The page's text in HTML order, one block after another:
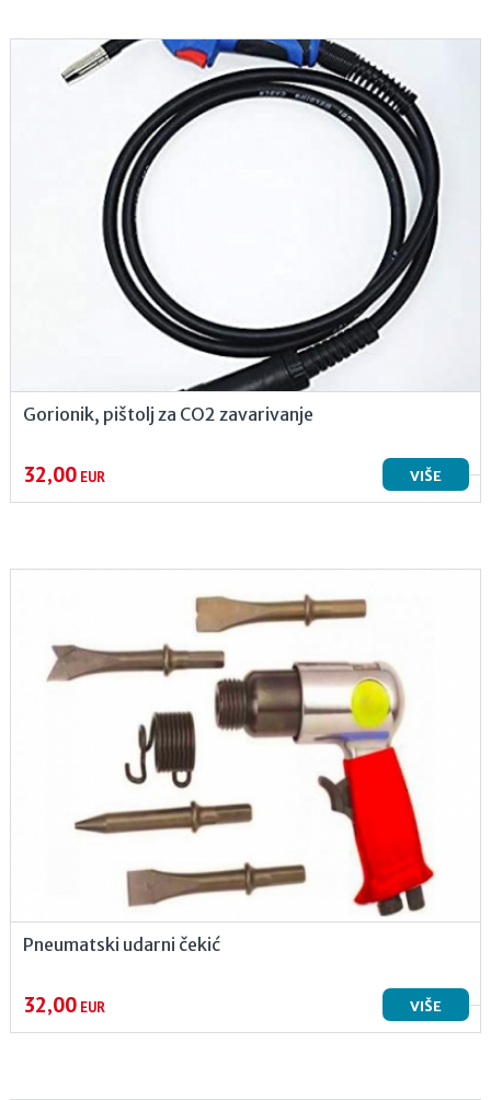
Gorionik, pištolj za CO2 zavarivanje
32,00EUR VIŠE
Pneumatski udarni čekić
32,00EUR VIŠE